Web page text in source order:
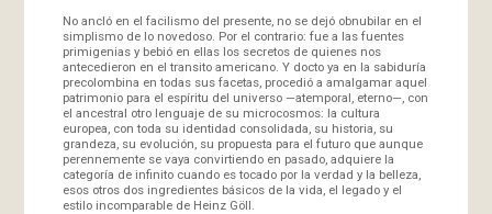
No ancló en el facilismo del presente, no se dejó obnubilar en el
simplismo de lo novedoso. Por el contrario: fue a las fuentes
primigenias y bebió en ellas los secretos de quienes nos
antecedieron en el transito americano. Y docto ya en la sabiduría
precolombina en todas sus facetas, procedió a amalgamar aquel
patrimonio para el espíritu del universo —atemporal, eterno—, con
el ancestral otro lenguaje de su microcosmos: la cultura
europea, con toda su identidad consolidada, su historia, su
grandeza, su evolución, su propuesta para el futuro que aunque
perennemente se vaya convirtiendo en pasado, adquiere la
categoría de infinito cuando es tocado por la verdad y la belleza,
esos otros dos ingredientes básicos de la vida, el legado y el
estilo incomparable de Heinz Göll.